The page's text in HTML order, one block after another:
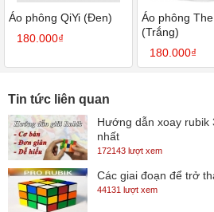
Áo phông QiYi (Đen)
180.000₫
Áo phông
(Trắng)
180.000₫
Tin tức liên quan
Hướng dẫn xoay rubik
nhất
172143 lượt xem
Các giai đoạn để trở
44131 lượt xem